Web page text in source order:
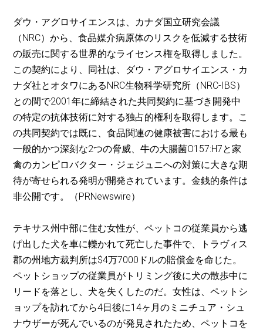
ダウ・アグロサイエンスは、カナダ国立研究会議
（NRC）から、食品媒介病原体のリスクを低減する技術
の販売に関する世界的なライセンス権を取得しました。
この契約により、同社は、ダウ・アグロサイエンス・カ
ナダ社とオタワにあるNRC生物科学研究所（NRC-IBS）
との間で2001年に締結された共同契約に基づき開発中
の特定の抗体技術に対する独占的権利を取得します。こ
の共同契約では既に、食品関連の健康被害における最も
一般的かつ深刻な2つの脅威、牛の大腸菌O157:H7と家
禽のカンピロバクター・ジェジュニへの対策に大きな期
待が寄せられる発明が開発されています。金銭的条件は
非公開です。（PRNewswire）
テキサス州中部に住む女性が、ペットコの従業員から逃
げ出した犬を車に轢かれて死亡した事件で、トラヴィス
郡の州地方裁判所は$4万7000ドルの賠償金を命じた。
ペットショップの従業員がトリミング後に犬の散歩中に
リードを落とし、犬を失くしたのだ。女性は、ペットシ
ョップを訪れてから4日後に14ヶ月のミニチュア・シュ
ナウザーが死んでいるのが発見されたため、ペットコを